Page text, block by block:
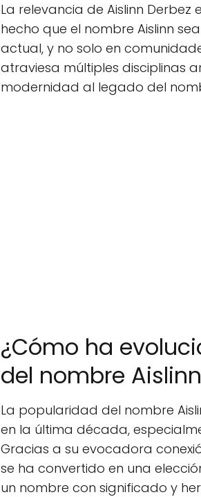
La relevancia de Aislinn
hecho que el nombre Aislinn
actual, y no solo en
atraviesa múltiples disciplinas
modernidad al legado del
¿Cómo ha
del nombre
La popularidad del nombre
en la última década,
Gracias a su evocadora
se ha convertido en una
un nombre con significado y